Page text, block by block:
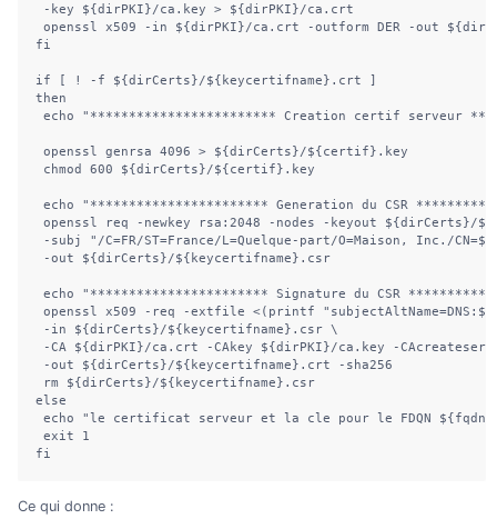
-key ${dirPKI}/ca.key > ${dirPKI}/ca.crt
openssl x509 -in ${dirPKI}/ca.crt -outform DER -out
fi
if [ ! -f ${dirCerts}/${keycertifname}.crt ]
then
echo "************************ Creation certif serveur
openssl genrsa 4096 > ${dirCerts}/${certif}.key
chmod 600 ${dirCerts}/${certif}.key
echo "*********************** Generation du CSR
openssl req -newkey rsa:2048 -nodes -keyout ${dirCerts}/
-subj "/C=FR/ST=France/L=Quelque-part/O=Maison, Inc./
-out ${dirCerts}/${keycertifname}.csr
echo "*********************** Signature du CSR
openssl x509 -req -extfile <(printf
-in ${dirCerts}/${keycertifname}.csr \
-CA ${dirPKI}/ca.crt -CAkey ${dirPKI}/ca.key -
-out ${dirCerts}/${keycertifname}.crt -sha256
rm ${dirCerts}/${keycertifname}.csr
else
echo "le certificat serveur et la cle pour le FDQN
exit 1
fi
Ce qui donne :